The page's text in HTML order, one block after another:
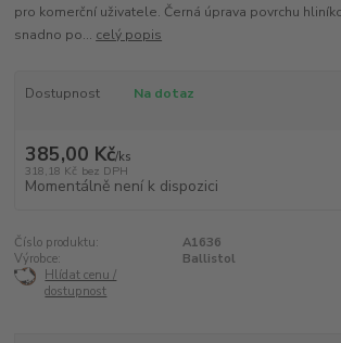
pro komerční uživatele. Černá úprava povrchu
snadno po... celý popis
Dostupnost Na dotaz
385,00 Kč/ks
318,18 Kč bez DPH
Momentálně není k dispozici
Číslo produktu:
A1636
Výrobce:
Ballistol
Hlídat cenu /
dostupnost